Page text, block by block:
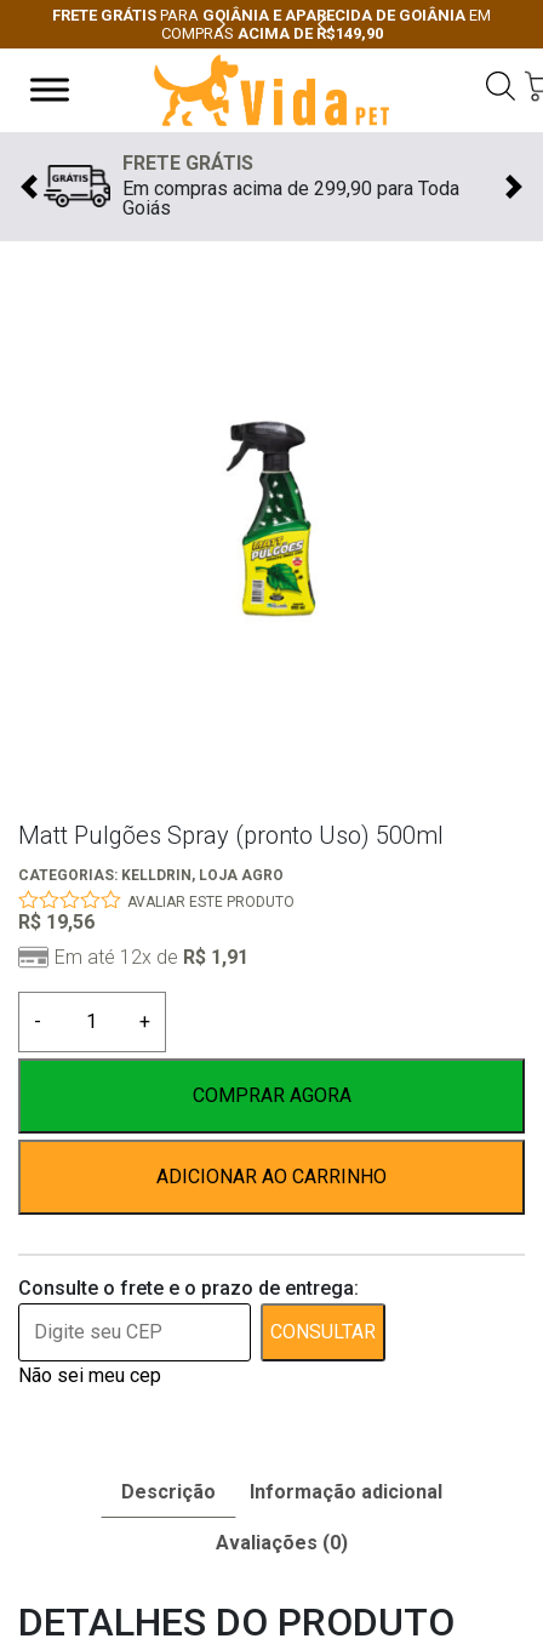
FRETE GRÁTIS PARA GOIÂNIA E APARECIDA DE GOIÂNIA EM
COMPRAS ACIMA DE R$149,90
Previous
Next
FRETE GRÁTIS
Em compras acima de 299,90 para Toda
Goiás
Previous
Matt Pulgões Spray (pronto Uso) 500ml
CATEGORIAS: KELLDRIN , LOJA AGRO
0
out
of
AVALIAR ESTE PRODUTO
R$ 19,56
Em até 12x de R$ 1,91
-
Pulgões
Spray
500ml
+
COMPRAR AGORA
ADICIONAR AO CARRINHO
Consulte o frete e o prazo de entrega:
CONSULTAR
Não sei meu cep
Descrição Informação adicional
Avaliações (0)
DETALHES DO PRODUTO